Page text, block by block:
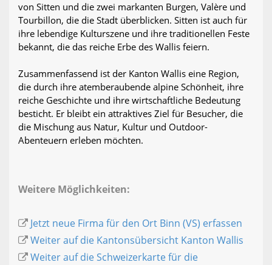
von Sitten und die zwei markanten Burgen, Valère und
Tourbillon, die die Stadt überblicken. Sitten ist auch für
ihre lebendige Kulturszene und ihre traditionellen Feste
bekannt, die das reiche Erbe des Wallis feiern.
Zusammenfassend ist der Kanton Wallis eine Region,
die durch ihre atemberaubende alpine Schönheit, ihre
reiche Geschichte und ihre wirtschaftliche Bedeutung
besticht. Er bleibt ein attraktives Ziel für Besucher, die
die Mischung aus Natur, Kultur und Outdoor-
Abenteuern erleben möchten.
Weitere Möglichkeiten:
Jetzt neue Firma für den Ort Binn (VS) erfassen
Weiter auf die Kantonsübersicht Kanton Wallis
Weiter auf die Schweizerkarte für die